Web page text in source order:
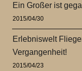
Ein Großer ist
2015/04/30
Erlebniswelt
Vergangenheit!
2015/04/23